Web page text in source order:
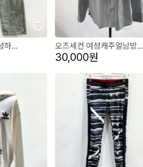
하... 오즈세컨 여성캐주얼남방...
30,000원